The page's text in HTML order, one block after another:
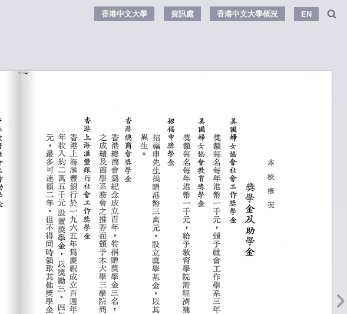
香港中文大學 資訊處 香港中文大學概況 EN